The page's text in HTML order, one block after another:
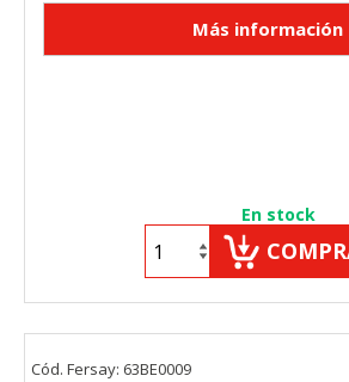
En stock
Cód. Fersay: 63BE0009